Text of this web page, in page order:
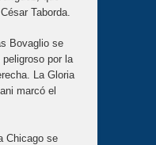
Taborda.
Bovaglio se
por la
La Gloria
marcó el
Chicago se